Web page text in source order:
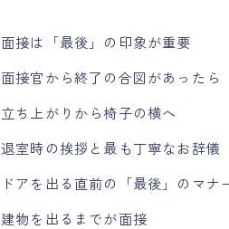
面接は「最後」の印象が重要
面接官から終了の合図があったら
立ち上がりから椅子の横へ
退室時の挨拶と最も丁寧なお辞儀
ドアを出る直前の「最後」のマナ
建物を出るまでが面接